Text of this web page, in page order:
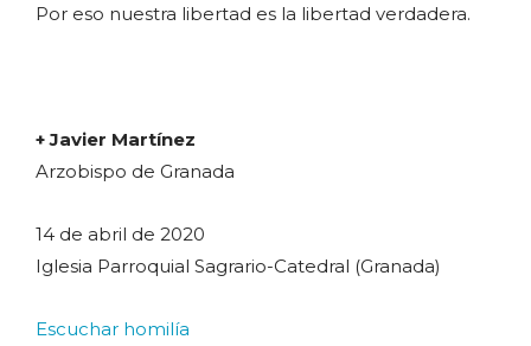
Por eso nuestra libertad es la libertad verdadera.
+ Javier Martínez
Arzobispo de Granada
14 de abril de 2020
Iglesia Parroquial Sagrario-Catedral (Granada)
Escuchar homilía